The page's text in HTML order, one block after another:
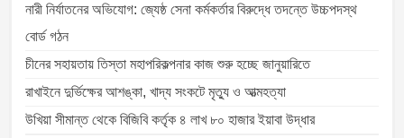
নারী নির্যাতনের অভিযোগ: জ্যেষ্ঠ সেনা কর্মকর্তার বিরুদ্ধে তদন্তে উচ্চপদস্থ
বোর্ড গঠন
চীনের সহায়তায় তিস্তা মহাপরিকল্পনার কাজ শুরু হচ্ছে জানুয়ারিতে
রাখাইনে দুর্ভিক্ষের আশঙ্কা, খাদ্য সংকটে মৃত্যু ও আত্মহত্যা
উখিয়া সীমান্ত থেকে বিজিবি কর্তৃক ৪ লাখ ৮০ হাজার ইয়াবা উদ্ধার